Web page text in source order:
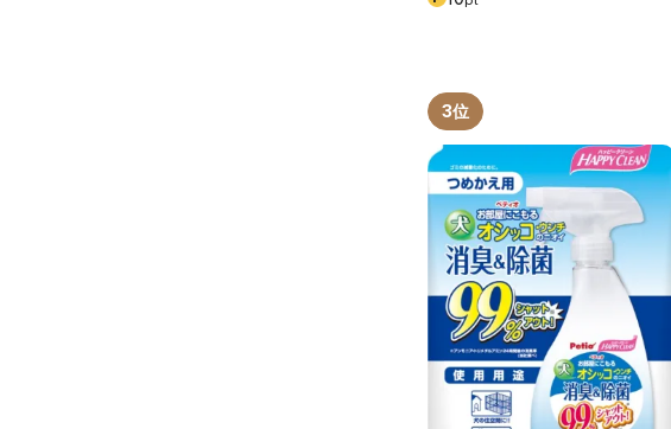
3位